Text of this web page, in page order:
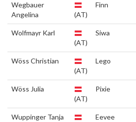
Wegbauer
Angelina
(AT)
Finn
Wolfmayr Karl
(AT)
Siwa
Wöss Christian
(AT)
Lego
Wöss Julia
(AT)
Pixie
Wuppinger Tanja
Eevee